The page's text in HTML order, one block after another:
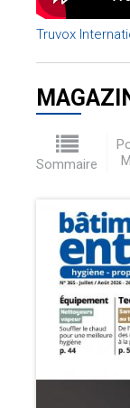
Truvox
Sommaire